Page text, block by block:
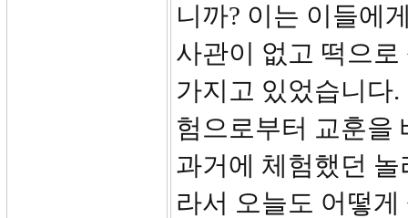
니까? 이는 이들에
사관이 없고 떡으
가지고 있었습니다
험으로부터 교훈을
과거에 체험했던
라서 오늘도 어떻